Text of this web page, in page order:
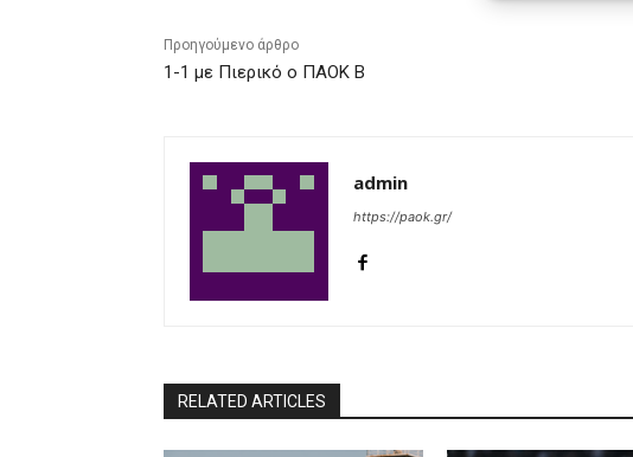
Προηγούμενο άρθρο
1-1 με Πιερικό ο ΠΑΟΚ Β
admin
https://paok.gr/
RELATED ARTICLES